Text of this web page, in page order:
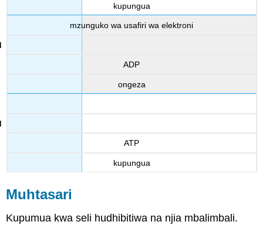
kupungua
mzunguko wa usafiri wa elektroni
ADP
ongeza
ATP
kupungua
Muhtasari
Kupumua kwa seli hudhibitiwa na njia mbalimbali.